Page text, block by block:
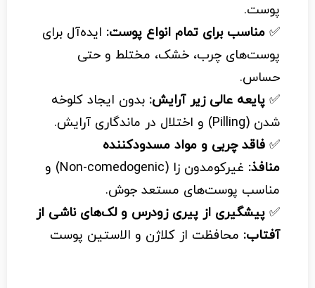
پوست.
✅ مناسب برای تمام انواع پوست: ایده‌آل برای
پوست‌های چرب، خشک، مختلط و حتی
حساس.
✅ پایعه عالی زیر آرایش: بدون ایجاد کلوخه
شدن (Pilling) و اختلال در ماندگاری آرایش.
✅ فاقد چربی و مواد مسدودکننده
منافذ:
غیرکومدون زا (Non-comedogenic) و
مناسب پوست‌های مستعد جوش.
✅ پیشگیری از پیری زودرس و لک‌های ناشی از
آفتاب: محافظت از کلاژن و الاستین پوست